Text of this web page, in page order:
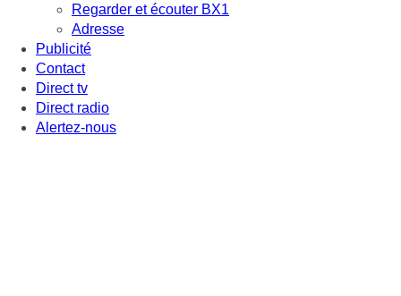
Regarder et écouter BX1
Adresse
Publicité
Contact
Direct tv
Direct radio
Alertez-nous